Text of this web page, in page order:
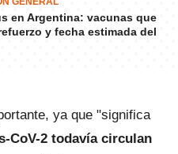
en Argentina: vacunas que
y fecha estimada del
ya que "significa
CoV-2 todavía circulan